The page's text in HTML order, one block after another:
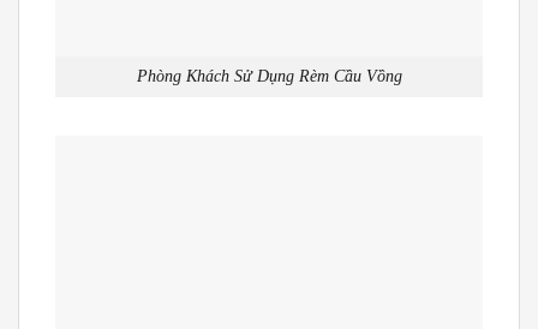
Phòng Khách Sử Dụng Rèm Cầu Vồng